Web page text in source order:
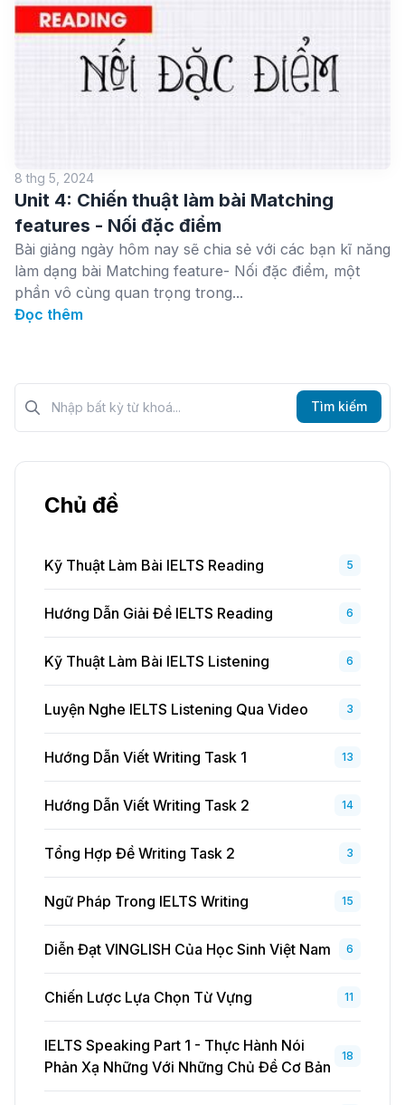
8 thg 5, 2024
Unit 4: Chiến thuật làm bài Matching
features - Nối đặc điểm
Bài giảng ngày hôm nay sẽ chia sẻ với các bạn kĩ năng
làm dạng bài Matching feature- Nối đặc điểm, một
phần vô cùng quan trọng trong...
Đọc thêm
Tìm kiếm?>
Tìm kiếm
Chủ đề
Kỹ Thuật Làm Bài IELTS Reading 5
Hướng Dẫn Giải Đề IELTS Reading 6
Kỹ Thuật Làm Bài IELTS Listening 6
Luyện Nghe IELTS Listening Qua Video 3
Hướng Dẫn Viết Writing Task 1 13
Hướng Dẫn Viết Writing Task 2 14
Tổng Hợp Đề Writing Task 2 3
Ngữ Pháp Trong IELTS Writing 15
Diễn Đạt VINGLISH Của Học Sinh Việt Nam 6
Chiến Lược Lựa Chọn Từ Vựng 11
IELTS Speaking Part 1 - Thực Hành Nói
Phản Xạ Những Với Những Chủ Đề Cơ Bản
18